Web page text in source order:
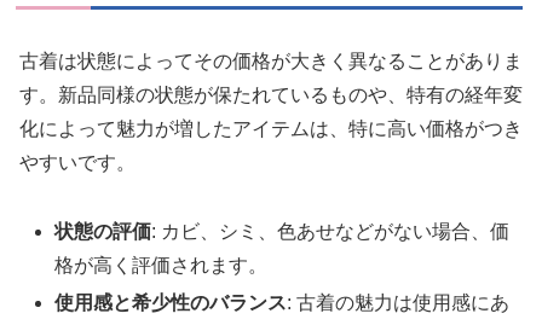
古着は状態によってその価格が大きく異なることがありま
す。新品同様の状態が保たれているものや、特有の経年変
化によって魅力が増したアイテムは、特に高い価格がつき
やすいです。
状態の評価: カビ、シミ、色あせなどがない場合、価
格が高く評価されます。
使用感と希少性のバランス: 古着の魅力は使用感にあ